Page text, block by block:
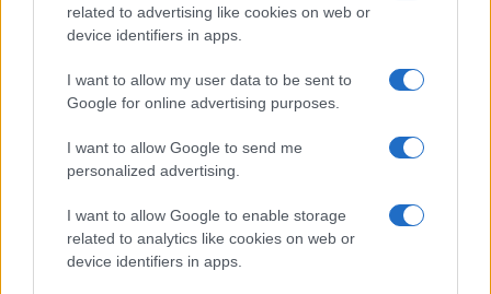
related to advertising like cookies on web or
device identifiers in apps.
I want to allow my user data to be sent to
Google for online advertising purposes.
I want to allow Google to send me
personalized advertising.
I want to allow Google to enable storage
related to analytics like cookies on web or
device identifiers in apps.